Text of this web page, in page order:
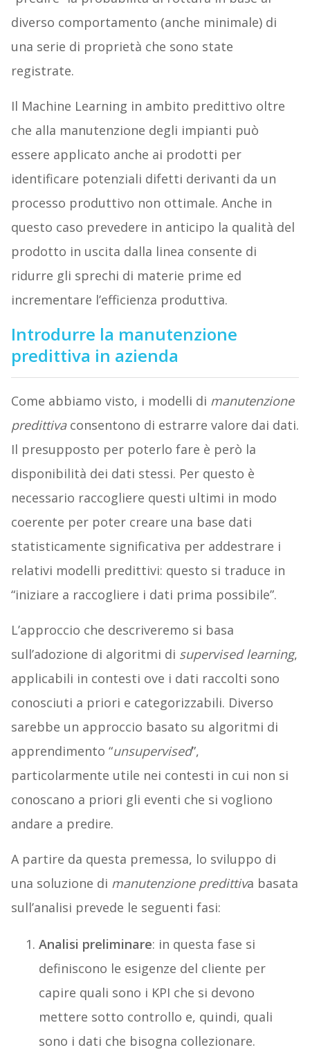
diverso comportamento (anche minimale) di
una serie di proprietà che sono state
registrate.
Il Machine Learning in ambito predittivo oltre
che alla manutenzione degli impianti può
essere applicato anche ai prodotti per
identificare potenziali difetti derivanti da un
processo produttivo non ottimale. Anche in
questo caso prevedere in anticipo la qualità del
prodotto in uscita dalla linea consente di
ridurre gli sprechi di materie prime ed
incrementare l’efficienza produttiva.
Introdurre la manutenzione
predittiva in azienda
Come abbiamo visto, i modelli di manutenzione
predittivaconsentono di estrarre valore dai dati.
Il presupposto per poterlo fare è però la
disponibilità dei dati stessi. Per questo è
necessario raccogliere questi ultimi in modo
coerente per poter creare una base dati
statisticamente significativa per addestrare i
relativi modelli predittivi: questo si traduce in
“iniziare a raccogliere i dati prima possibile”.
L’approccio che descriveremo si basa
sull’adozione di algoritmi di supervised learning,
applicabili in contesti ove i dati raccolti sono
conosciuti a priori e categorizzabili. Diverso
sarebbe un approccio basato su algoritmi di
apprendimento “unsupervised”,
particolarmente utile nei contesti in cui non si
conoscano a priori gli eventi che si vogliono
andare a predire.
A partire da questa premessa, lo sviluppo di
una soluzione di manutenzione predittiva basata
sull’analisi prevede le seguenti fasi:
Analisi preliminare: in questa fase si
definiscono le esigenze del cliente per
capire quali sono i KPI che si devono
mettere sotto controllo e, quindi, quali
sono i dati che bisogna collezionare.